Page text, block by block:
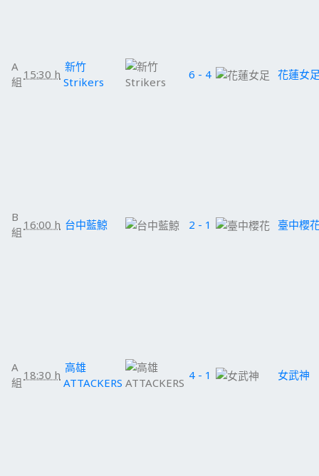
A
組
15:30 h
新竹
Strikers
6 - 4 花蓮女
B
組
16:00 h 台中藍鯨 2 - 1 臺中櫻
A
組
18:30 h
高雄
ATTACKERS
4 - 1 女武神